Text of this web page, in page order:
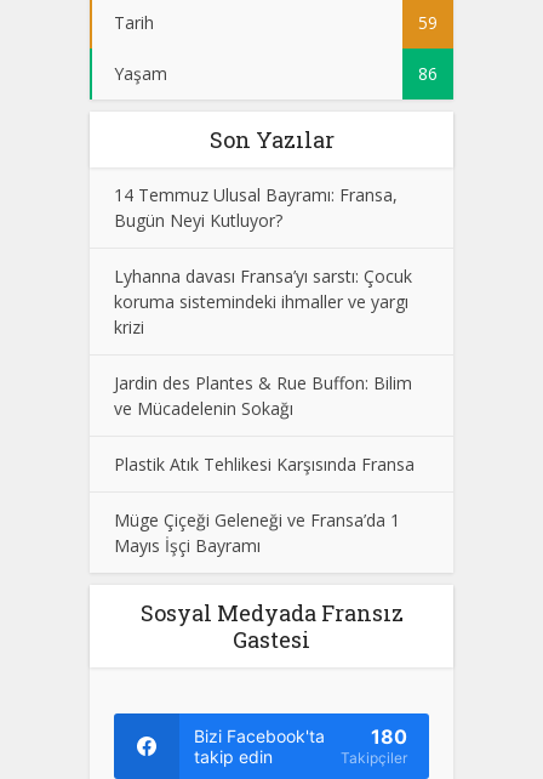
Tarih 59
Yaşam 86
Son Yazılar
14 Temmuz Ulusal Bayramı: Fransa,
Bugün Neyi Kutluyor?
Lyhanna davası Fransa’yı sarstı: Çocuk
koruma sistemindeki ihmaller ve yargı
krizi
Jardin des Plantes & Rue Buffon: Bilim
ve Mücadelenin Sokağı
Plastik Atık Tehlikesi Karşısında Fransa
Müge Çiçeği Geleneği ve Fransa’da 1
Mayıs İşçi Bayramı
Sosyal Medyada Fransız
Gastesi
Bizi Facebook'ta
takip edin
180
Takipçiler